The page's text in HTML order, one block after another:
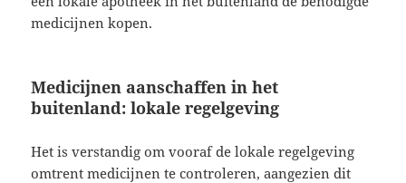
medicijnen kopen.
Medicijnen aanschaffen in het
buitenland: lokale regelgeving
Het is verstandig om vooraf de lokale regelgeving
omtrent medicijnen te controleren, aangezien dit